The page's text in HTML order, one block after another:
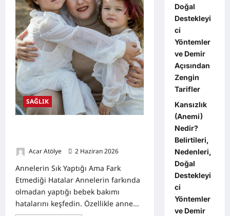
SAĞLIK
Acar Atölye
2 Haziran 2026
Annelerin Sık Yaptığı Ama Fark
Etmediği Hatalar Annelerin farkında
olmadan yaptığı bebek bakımı
hatalarını keşfedin. Özellikle anne...
Doğal
Destekleyi
ci
Yöntemler
ve Demir
Açısından
Zengin
Tarifler
Kansızlık
(Anemi)
Nedir?
Belirtileri,
Nedenleri,
Doğal
Destekleyi
ci
Yöntemler
ve Demir